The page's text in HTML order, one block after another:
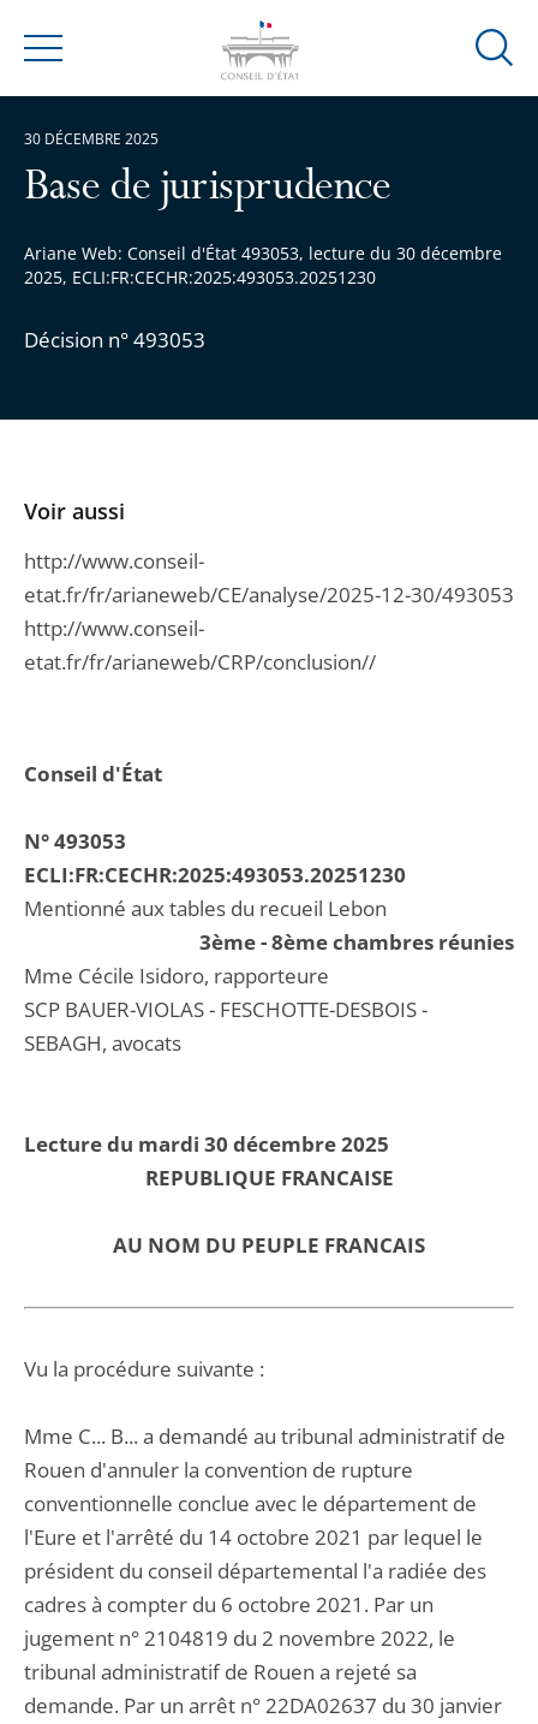
Menu
Ouvrir
Base de jurisprudence
Ariane Web: Conseil d'État 493053, lecture du 30 décembre
2025, ECLI:FR:CECHR:2025:493053.20251230
Décision n° 493053
30 DÉCEMBRE 2025
Conseil d'État
N° 493053
ECLI:FR:CECHR:2025:493053.20251230
Mentionné aux tables du recueil Lebon
3ème - 8ème chambres réunies
Mme Cécile Isidoro, rapporteure
SCP BAUER-VIOLAS - FESCHOTTE-DESBOIS -
SEBAGH, avocats
Lecture du mardi 30 décembre 2025
REPUBLIQUE FRANCAISE
AU NOM DU PEUPLE FRANCAIS
Vu la procédure suivante :
Mme C... B... a demandé au tribunal administratif de
Rouen d'annuler la convention de rupture
conventionnelle conclue avec le département de
l'Eure et l'arrêté du 14 octobre 2021 par lequel le
président du conseil départemental l'a radiée des
cadres à compter du 6 octobre 2021. Par un
jugement n° 2104819 du 2 novembre 2022, le
tribunal administratif de Rouen a rejeté sa
demande. Par un arrêt n° 22DA02637 du 30 janvier
Voir aussi
http://www.conseil-
etat.fr/fr/arianeweb/CE/analyse/2025-12-30/493053
http://www.conseil-
etat.fr/fr/arianeweb/CRP/conclusion//